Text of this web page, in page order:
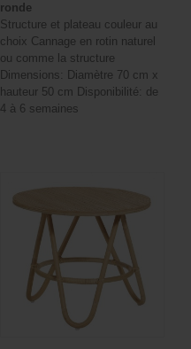
ronde
Structure et plateau couleur au
choix Cannage en rotin naturel
ou comme la structure
Dimensions: Diamètre 70 cm x
hauteur 50 cm Disponibilité: de
4 à 6 semaines